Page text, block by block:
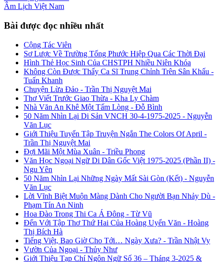
Âm Lịch Việt Nam
Bài được đọc nhiều nhất
Cộng Tác Viên
Sơ Lược Về Trường Tống Phước Hiệp Qua Các Thời Đại
Hình Thẻ Học Sinh Của CHSTPH Nhiều Niên Khóa
Không Còn Được Thấy Ca Sĩ Trung Chỉnh Trên Sân Khấu -
Tuấn Khanh
Chuyện Lừa Đảo - Trần Thị Nguyệt Mai
Thơ Viết Trước Giao Thừa - Kha Ly Chàm
Nhà Văn An Khê Một Tấm Lòng - Đỗ Bình
50 Năm Nhìn Lại Di Sản VNCH 30-4-1975-2025 - Nguyễn
Văn Lục
Giới Thiệu Tuyển Tập Truyện Ngắn The Colors Of April -
Trần Thị Nguyệt Mai
Đợi Mãi Một Mùa Xuân - Triều Phong
Văn Học Ngoại Ngữ Di Dân Gốc Việt 1975-2025 (Phần II) -
Ngu Yên
50 Năm Nhìn Lại Những Ngày Mất Sài Gòn (Kết) - Nguyễn
Văn Lục
Lời Vĩnh Biệt Muộn Màng Dành Cho Người Bạn Nhảy Dù -
Phạm Tín An Ninh
Hoa Đào Trong Thi Ca Á Đông - Từ Vũ
Đến Với Tập Thơ Thứ Hai Của Hoàng Uyển Văn - Hoàng
Thị Bích Hà
Tiếng Việt, Bao Giờ Cho Tới… Ngày Xưa? - Trần Nhật Vy
Vườn Của Ngoại - Thủy Như
Giới Thiệu Tạp Chí Ngôn Ngữ Số 36 – Tháng 3-2025 &